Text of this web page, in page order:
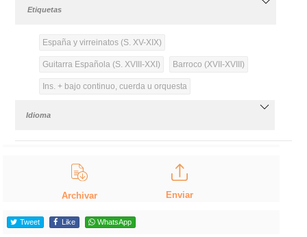
Etiquetas
España y virreinatos (S. XV-XIX)
Guitarra Española (S. XVIII-XXI) Barroco (XVII-XVIII)
Ins. + bajo continuo, cuerda u orquesta
Idioma
Archivar Enviar
Tweet Like WhatsApp